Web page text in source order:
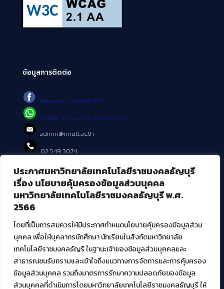
ประกาศมหาวิทยาลัยเทคโนโลยีราชมงคลธัญบุรี
เรื่อง นโยบายคุ้มครองข้อมูลส่วนบุคคล
มหาวิทยาลัยเทคโนโลยีราชมงคลธัญบุรี พ.ศ.
2566
โดยที่เป็นการสมควรให้มีประกาศกำหนดนโยบายคุ้มครองข้อมูลส่วน
บุคคล เพื่อให้บุคลากรนักศึกษา นักเรียนในสังกัดมหาวิทยาลัย
เทคโนโลยีราชมงคลธัญรี ในฐานะเจ้าของข้อมูลส่วนบุคคลและ
สาธารณชนรับทราบและเข้าใจถึงแนวทางการจัดการและการคุ้มครอง
ข้อมูลส่วนบุคคล รวมถึงมาตรการรักษาความปลอดภัยของข้อมูล
ส่วนบุคคลที่ดำเนินการโดยมหาวิทยาลัยเทคโนโลยีราชมงคลธัญบุรี ให้
ข้อมูลการติดต่อ
Fanpage : AritRMUTT
Line@ : https://lin.ee/tXe209C
admin@rmutt.ac.th
02 549 3074
บริการอื่นๆ ของ สวส.
ศูนย์สื่อดิจิทัล
ศูนย์นวัตกรรมและความรู้
สมัยใหม่ (MoSeC)
งานบริการวิชาการให้กับหน่วยงานภายนอก